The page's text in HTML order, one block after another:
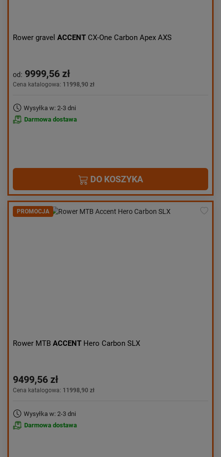
Rower gravel ACCENT CX-One Carbon Apex AXS
od: 9999,56 zł
Cena katalogowa: 11998,90 zł
Wysyłka w: 2-3 dni
Darmowa dostawa
DO KOSZYKA
PROMOCJA
Rower MTB ACCENT Hero Carbon SLX
9499,56 zł
Cena katalogowa: 11998,90 zł
Wysyłka w: 2-3 dni
Darmowa dostawa